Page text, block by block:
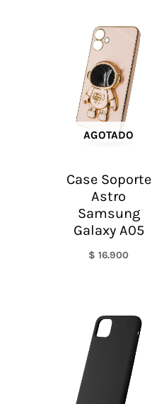
AGOTADO
Case Soporte
Astro
Samsung
Galaxy A05
$ 16.900